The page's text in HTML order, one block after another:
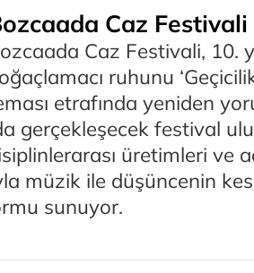
Caz Festivali
Caz Festivali, 10.
ruhunu
etrafında yeniden
gerçekleşecek festival
üretimleri ve
müzik ile düşüncenin
sunuyor.